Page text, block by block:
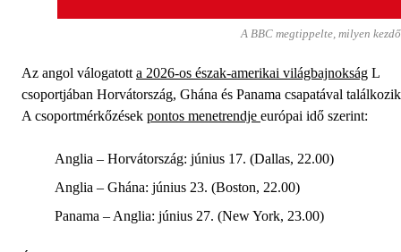
A BBC megtippelte, milyen
Az angol válogatott a 2026-os észak-amerikai világbajnokság L
csoportjában Horvátország, Ghána és Panama csapatával
A csoportmérkőzések pontos menetrendje európai idő szerint:
Anglia – Horvátország: június 17. (Dallas, 22.00)
Anglia – Ghána: június 23. (Boston, 22.00)
Panama – Anglia: június 27. (New York, 23.00)